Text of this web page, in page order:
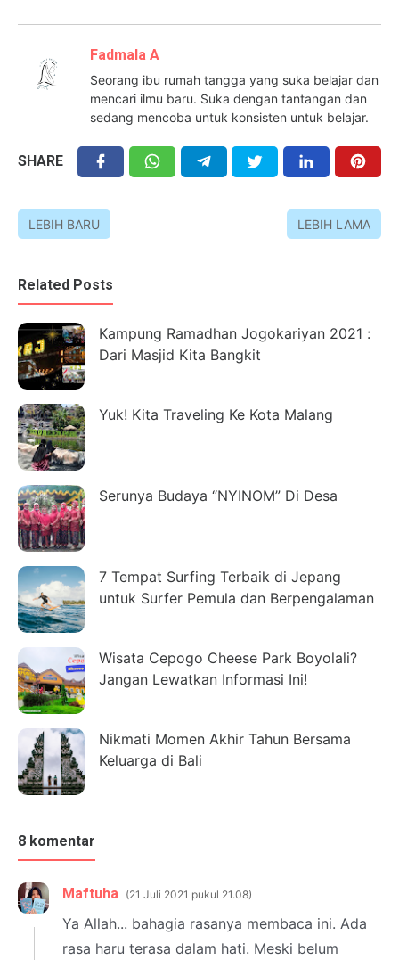
Fadmala A
Seorang ibu rumah tangga yang suka belajar dan
mencari ilmu baru. Suka dengan tantangan dan
sedang mencoba untuk konsisten untuk belajar.
SHARE
LEBIH BARU LEBIH LAMA
Related Posts
Kampung Ramadhan Jogokariyan 2021 :
Dari Masjid Kita Bangkit
Yuk! Kita Traveling Ke Kota Malang
Serunya Budaya “NYINOM” Di Desa
7 Tempat Surfing Terbaik di Jepang
untuk Surfer Pemula dan Berpengalaman
Wisata Cepogo Cheese Park Boyolali?
Jangan Lewatkan Informasi Ini!
Nikmati Momen Akhir Tahun Bersama
Keluarga di Bali
8 komentar
Maftuha 21 Juli 2021 pukul 21.08
Ya Allah... bahagia rasanya membaca ini. Ada
rasa haru terasa dalam hati. Meski belum